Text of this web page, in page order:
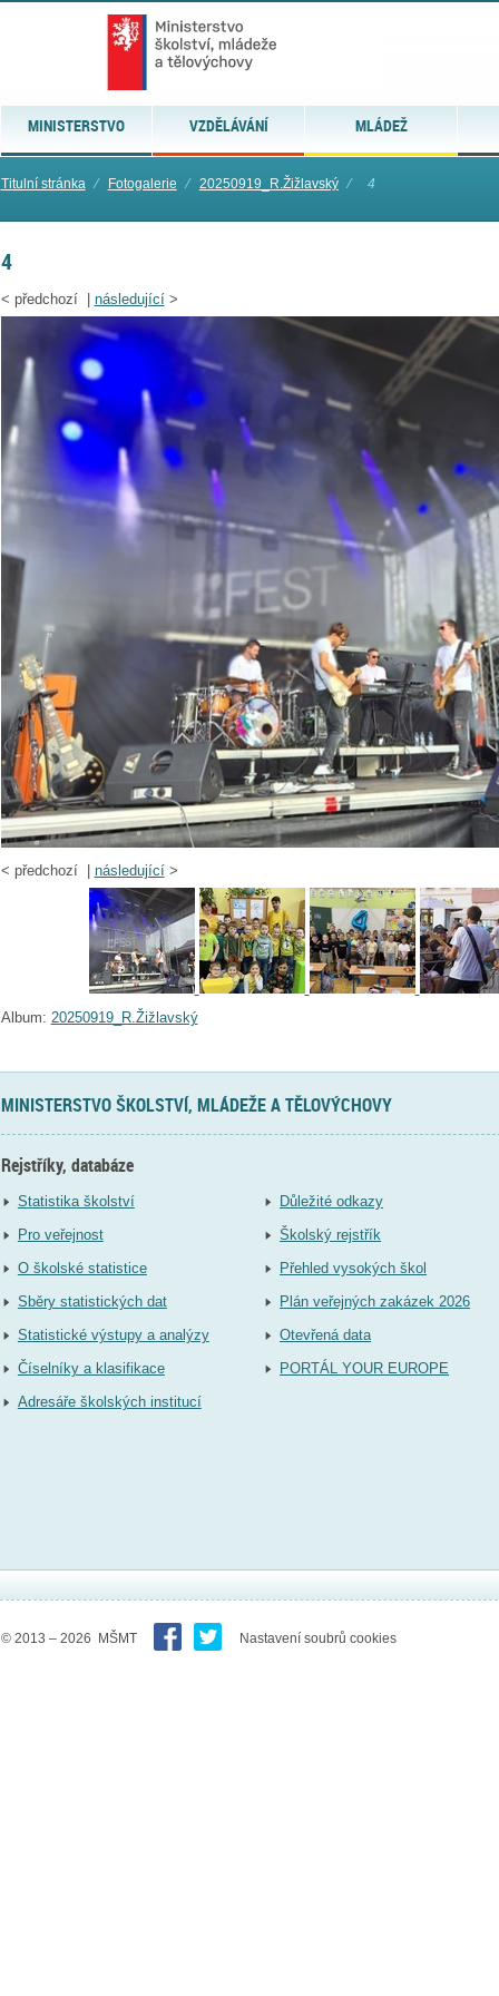
MINISTERSTVO VZDĚLÁVÁNÍ MLÁDEŽ
Titulní stránka ⁄ Fotogalerie ⁄ 20250919_R.Žižlavský ⁄ 4
4
< předchozí | následující>
< předchozí | následující>
Album: 20250919_R.Žižlavský
MINISTERSTVO ŠKOLSTVÍ, MLÁDEŽE A TĚLOVÝCHOVY
Rejstříky, databáze
Statistika školství
Pro veřejnost
O školské statistice
Sběry statistických dat
Statistické výstupy a analýzy
Číselníky a klasifikace
Adresáře školských institucí
Důležité odkazy
Školský rejstřík
Přehled vysokých škol
Plán veřejných zakázek 2026
Otevřená data
PORTÁL YOUR EUROPE
© 2013 – 2026 MŠMT Nastavení soubrů cookies